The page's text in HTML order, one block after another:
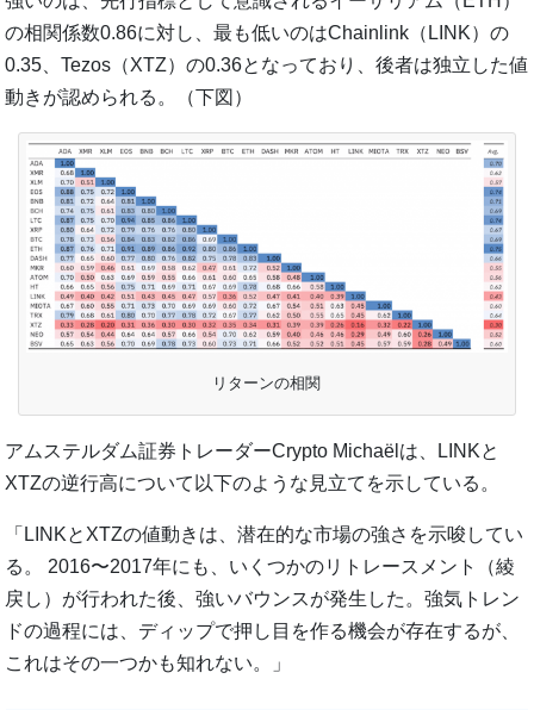
の相関係数0.86に対し、最も低いのはChainlink（LINK）の
0.35、Tezos（XTZ）の0.36となっており、後者は独立した値
動きが認められる。（下図）
リターンの相関
アムステルダム証券トレーダーCrypto Michaëlは、LINKと
XTZの逆行高について以下のような見立てを示している。
「LINKとXTZの値動きは、潜在的な市場の強さを示唆してい
る。 2016〜2017年にも、いくつかのリトレースメント（綾
戻し）が行われた後、強いバウンスが発生した。強気トレン
ドの過程には、ディップで押し目を作る機会が存在するが、
これはその一つかも知れない。」